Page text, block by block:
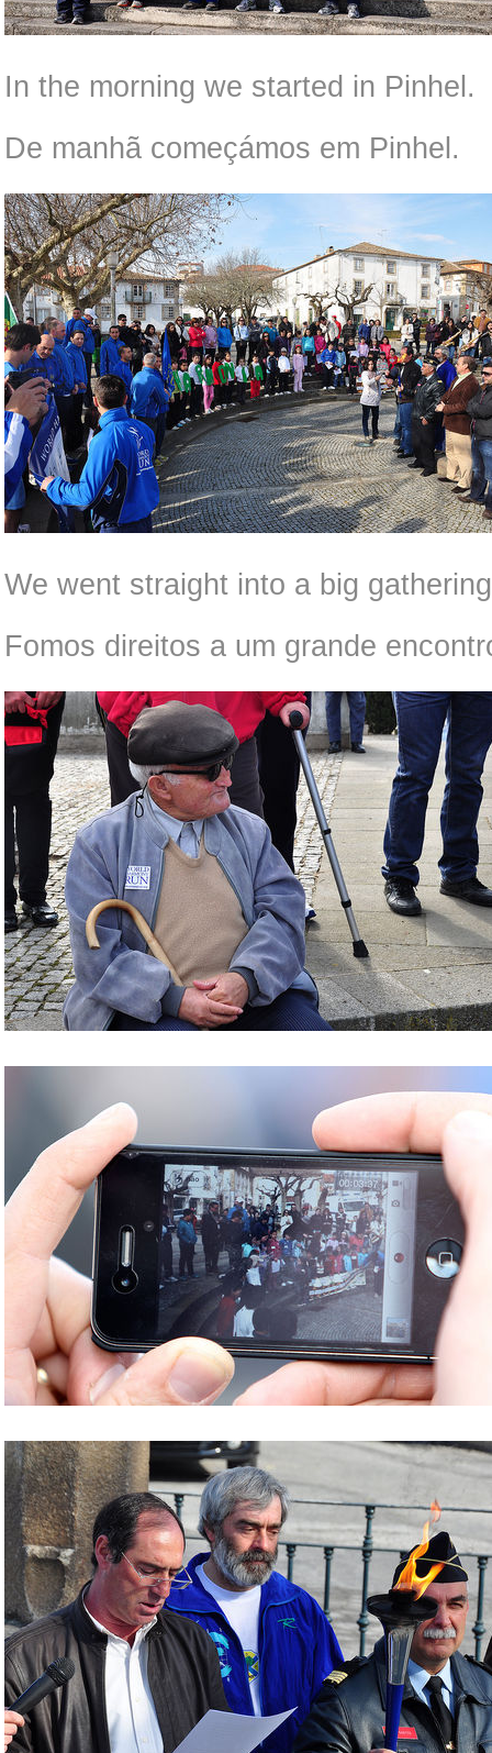
In the morning we started in Pinhel.
De manhã começámos em Pinhel.
We went straight into a big
Fomos direitos a um grande